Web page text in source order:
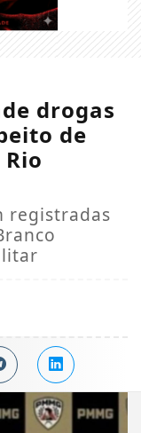
drogas
de
registradas